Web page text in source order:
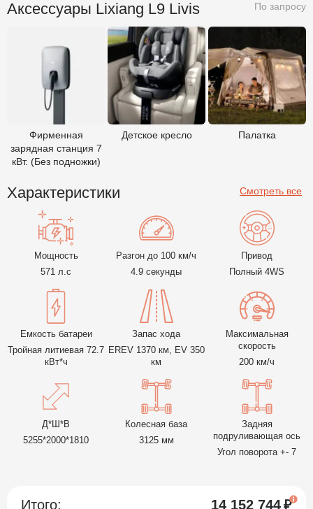
Аксессуары Lixiang L9 Livis По запросу
Фирменная зарядная станция 7 кВт. (Без подножки)
Фирменная
зарядная станция 7
кВт. (Без подножки)
Детское кресло
Детское кресло
Палатка
Палатка
Характеристики
Мощность
571 л.с
Разгон до 100 км/ч
4.9 секунды
Привод
Полный 4WS
Емкость батареи
Тройная литиевая 72.7
кВт*ч
Запас хода
EREV 1370 км, EV 350
км
Максимальная
скорость
200 км/ч
Д*Ш*В
5255*2000*1810
Колесная база
3125 мм
Задняя
подруливающая ось
Угол поворота +- 7
Итого: 14 152 744₽